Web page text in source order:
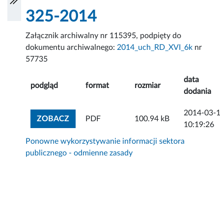
325-2014
Załącznik archiwalny nr 115395, podpięty do
dokumentu archiwalnego: 2014_uch_RD_XVI_6k nr
57735
podgląd format rozmiar
data
dodania
ZOBACZZOBACZ ZAŁĄCZNIK
PDF 100.94 kB
2014-03-
10:19:26
Ponowne wykorzystywanie informacji sektora
publicznego - odmienne zasady